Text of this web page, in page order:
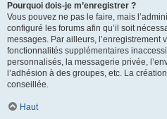
Pourquoi dois-je m’enregistrer ?
Vous pouvez ne pas le faire, mais
configuré les forums afin qu’il soit
messages. Par ailleurs, l’enregistrement
fonctionnalités supplémentaires
personnalisés, la messagerie privée,
l’adhésion à des groupes, etc. La
conseillée.
Haut